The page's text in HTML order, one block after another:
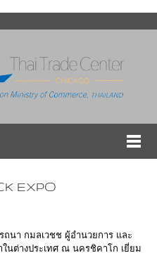
EXPO
ถนา กมลเวชช ผู้อำนวยการ และ
นต่างประเทศ ณ นครชิคาโก เยี่ยม